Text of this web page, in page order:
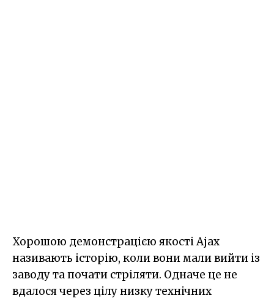
Хорошою демонстрацією якості Ajax
називають історію, коли вони мали вийти із
заводу та почати стріляти. Одначе це не
вдалося через цілу низку технічних